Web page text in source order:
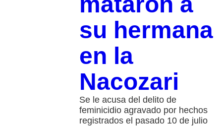
su hermana
en la
Nacozari
Se le acusa del delito de
feminicidio agravado por hechos
registrados el pasado 10 de julio